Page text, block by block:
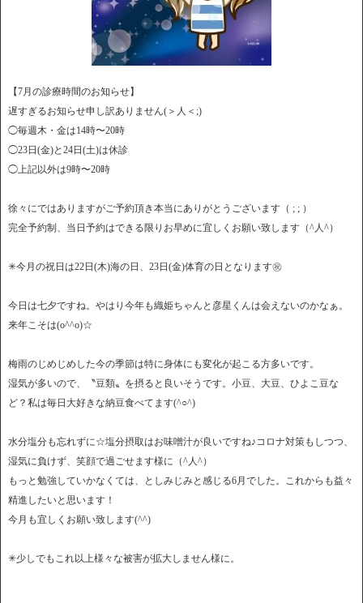
【7月の診療時間のお知らせ】
遅すぎるお知らせ申し訳ありません(＞人＜;)
◯毎週木・金は14時〜20時
◯23日(金)と24日(土)は休診
◯上記以外は9時〜20時
徐々にではありますがご予約頂き本当にありがとうございます（ ; ; ）
完全予約制、当日予約はできる限りお早めに宜しくお願い致します（^人^）
✳︎今月の祝日は22日(木)海の日、23日(金)体育の日となります㊗︎
今日は七夕ですね。やはり今年も織姫ちゃんと彦星くんは会えないのかなぁ。
来年こそは(o^^o)☆
梅雨のじめじめした今の季節は特に身体にも変化が起こる方多いです。
湿気が多いので、〝豆類〟を摂ると良いそうです。小豆、大豆、ひよこ豆な
ど？私は毎日大好きな納豆食べてます(^○^)
水分塩分も忘れずに☆塩分摂取はお味噌汁が良いですね♪コロナ対策もしつつ、
湿気に負けず、笑顔で過ごせます様に（^人^）
もっと勉強していかなくては、としみじみと感じる6月でした。これからも益々
精進したいと思います！
今月も宜しくお願い致します(^^)
✳︎少しでもこれ以上様々な被害が拡大しません様に。